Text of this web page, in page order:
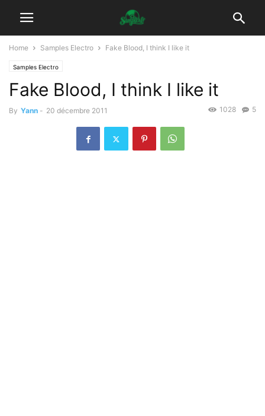
Home Samples Electro Fake Blood, I think I like it
Samples Electro
Fake Blood, I think I like it
By Yann - 20 décembre 2011 5
1028